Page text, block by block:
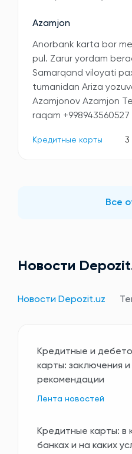
Azamjon
Anorbank karta bor
pul. Zarur yordam
Samarqand viloyati
tumanidan Ariza
Azamjonov Azamjon
raqam +998943560527
Кредитные карты 3
Все
Новости
Новости Depozit.uz
Кредитные и
карты: заключения и
рекомендации
Лента новостей
Кредитные карты: в
банках и на каких